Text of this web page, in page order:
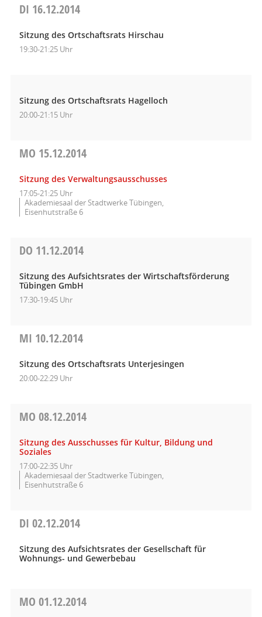
DI 16.12.2014
Sitzung des Ortschaftsrats Hirschau
19:30-21:25 Uhr
Sitzung des Ortschaftsrats Hagelloch
20:00-21:15 Uhr
MO 15.12.2014
Sitzung des Verwaltungsausschusses
17:05-21:25 Uhr
Akademiesaal der Stadtwerke Tübingen,
Eisenhutstraße 6
DO 11.12.2014
Sitzung des Aufsichtsrates der Wirtschaftsförderung
Tübingen GmbH
17:30-19:45 Uhr
MI 10.12.2014
Sitzung des Ortschaftsrats Unterjesingen
20:00-22:29 Uhr
MO 08.12.2014
Sitzung des Ausschusses für Kultur, Bildung und
Soziales
17:00-22:35 Uhr
Akademiesaal der Stadtwerke Tübingen,
Eisenhutstraße 6
DI 02.12.2014
Sitzung des Aufsichtsrates der Gesellschaft für
Wohnungs- und Gewerbebau
MO 01.12.2014